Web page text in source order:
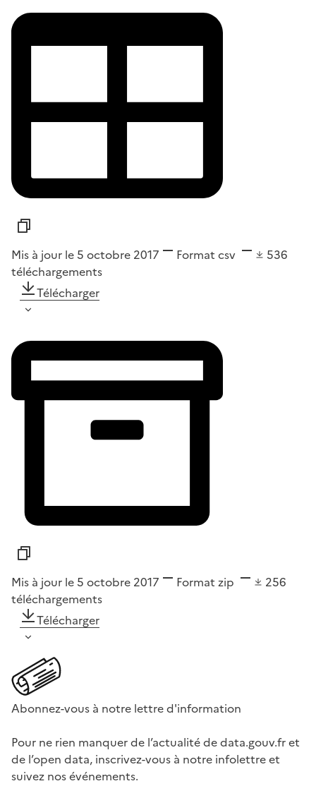
Mis à jour le 5 octobre 2017 Format csv
536
téléchargements
Télécharger
Mis à jour le 5 octobre 2017 Format zip
256
téléchargements
Télécharger
Abonnez-vous à notre lettre d'information
Pour ne rien manquer de l’actualité de data.gouv.fr et
de l’open data, inscrivez-vous à notre infolettre et
suivez nos événements.